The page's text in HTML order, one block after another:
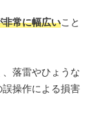
常に幅広いこと
落雷やひょうな
操作による損害